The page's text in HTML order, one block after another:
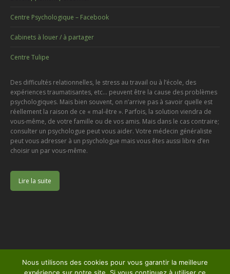
Centre Psychologique – Facebook
Cabinets à louer / à partager
Centre Tulipe
Des difficultés relationnelles, le stress au travail ou à l’école, des
expériences traumatisantes, etc… peuvent être la cause des problèmes
psychologiques. Mais bien souvent, on n’arrive pas à savoir quelle est
réellement la raison de ce « mal-être ». Parfois, la solution viendra de
vous-même, de votre famille ou de vos amis. Mais dans le cas contraire;
consulter un psychologue peut vous aider. Votre médecin généraliste
peut vous adresser à un psychologue mais vous êtes aussi libre d’en
choisir un par vous-même.
Lire la suite
Copyright © 2026
Centre Psychologique Liège , tous droits réservés.
Nous utilisons des cookies pour vous garantir la meilleure